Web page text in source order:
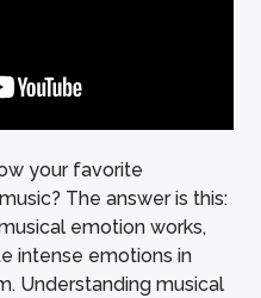
your favorite
The answer is this:
emotion works,
intense emotions in
Understanding musical